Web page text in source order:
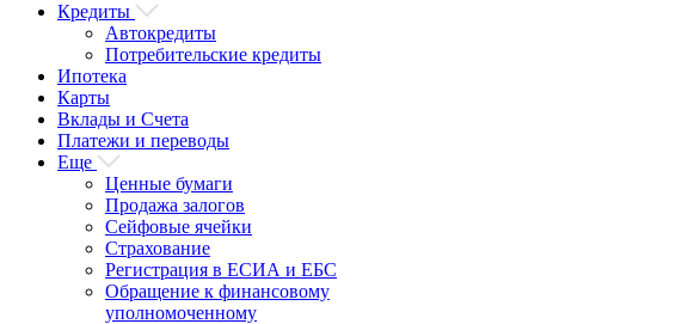
Кредиты
Автокредиты
Потребительские кредиты
Ипотека
Карты
Вклады и Счета
Платежи и переводы
Еще
Ценные бумаги
Продажа залогов
Сейфовые ячейки
Страхование
Регистрация в ЕСИА и ЕБС
Обращение к финансовому
уполномоченному